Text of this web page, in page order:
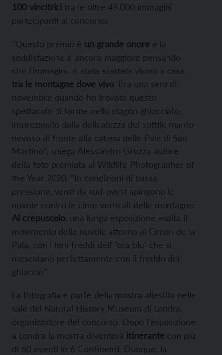
100 vincitrici tra le oltre 49.000 immagini
partecipanti al concorso.
“Questo premio è un grande onore e la
soddisfazione è ancora maggiore pensando
che l’immagine è stata scattata vicino a casa,
tra le montagne dove vivo. Era una sera di
novembre quando ho trovato questo
spettacolo di forme nello stagno ghiacciato,
impreziosito dalla delicatezza del sottile manto
nevoso di fronte alla catena delle Pale di San
Martino”, spiega Alessandro Gruzza autore
della foto premiata al Wildlife Photographer of
the Year 2020. “In condizioni di bassa
pressione, venti da sud-ovest spingono le
nuvole contro le cime verticali delle montagne.
Al crepuscolo , una lunga esposizione esalta il
movimento delle nuvole attorno al Cimon de la
Pala, con i toni freddi dell’ ‘ora blu’ che si
mescolano perfettamente con il freddo del
ghiaccio”
La fotografia è parte della mostra allestita nelle
sale del Natural History Museum di Londra,
organizzatore del concorso. Dopo l’esposizione
a Londra la mostra diventerà itinerante con più
di 60 eventi in 6 Continenti. Dunque, la